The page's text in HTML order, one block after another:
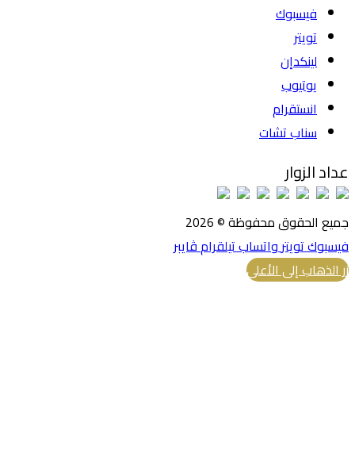
فيسبوك
تويتر
لينكدإن
يوتيوب
انستقرام
سناب تشات
عداد الزوار
جميع الحقوق محفوظة © 2026
فيسبوكتويتر واتسابتيلقرامڤايبر
زر الذهاب إلى الأعلى